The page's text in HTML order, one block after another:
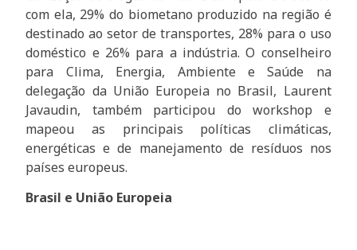
com ela, 29% do biometano produzido na região é
destinado ao setor de transportes, 28% para o uso
doméstico e 26% para a indústria. O conselheiro
para Clima, Energia, Ambiente e Saúde na
delegação da União Europeia no Brasil, Laurent
Javaudin, também participou do workshop e
mapeou as principais políticas climáticas,
energéticas e de manejamento de resíduos nos
países europeus.
Brasil e União Europeia